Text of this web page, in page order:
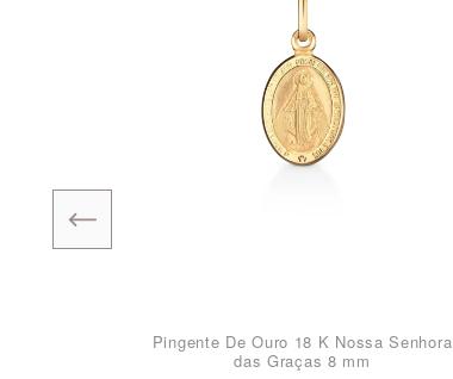
Pingente De Ouro 18 K Nossa Senhora
das Graças 8 mm